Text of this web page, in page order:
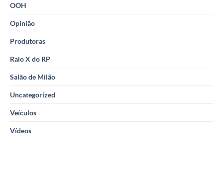
OOH
Opinião
Produtoras
Raio X do RP
Salão de Milão
Uncategorized
Veículos
Vídeos